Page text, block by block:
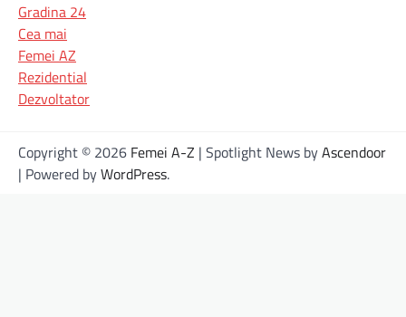
Gradina 24
Cea mai
Femei AZ
Rezidential
Dezvoltator
Copyright © 2026 Femei A-Z | Spotlight News byAscendoor
| Powered byWordPress.